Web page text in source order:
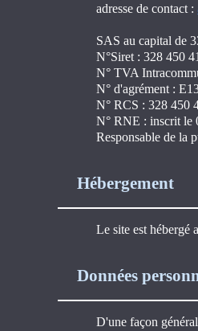
adresse de contact :
SAS au capital de
N°Siret : 328 450
N° TVA
N° d'agrément :
N° RCS : 328 450
N° RNE : inscrit le
Responsable de la
Hébergement
Le site est hébergé
Données
D'une façon